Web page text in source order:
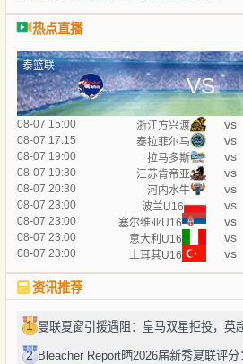
热点直播
泰篮联
VS
08-07 15:00 浙江方兴渡 vs
08-07 17:15
泰拉菲尔马 vs
08-07 19:00
拉马多斯 vs
08-07 19:30
江苏肯帝亚 vs
08-07 20:30
河内水牛 vs
08-07 23:00
波兰U16 vs
08-07 23:00
塞尔维亚U16 vs
08-07 23:00
意大利U16 vs
08-07 23:00
土耳其U16 vs
资讯推荐
1
2